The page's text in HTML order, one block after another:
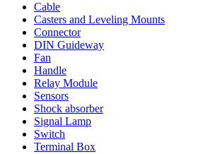
Cable
Casters and Leveling Mounts
Connector
DIN Guideway
Fan
Handle
Relay Module
Sensors
Shock absorber
Signal Lamp
Switch
Terminal Box